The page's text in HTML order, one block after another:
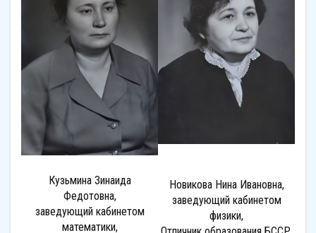
Кузьмина Зинаида
Федотовна,
заведующий кабинетом
математики,
Новикова Нина Ивановна,
заведующий кабинетом
физики,